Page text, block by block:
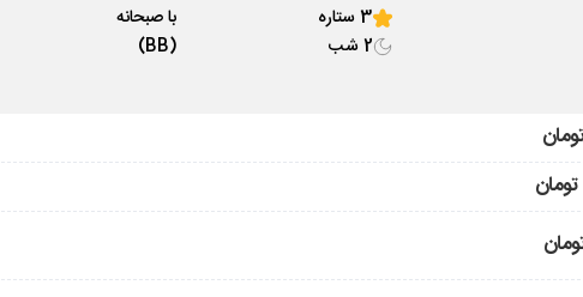
3 ستاره
2 شب
با صبحانه
(BB)